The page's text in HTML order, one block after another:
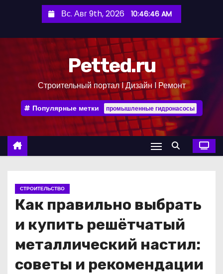
е
Вс. Авг 9th, 2026 10:46:47 AM
Petted.ru
Строительный портал l Дизайн l Ремонт
Популярные метки промышленные гидронасосы
СТРОИТЕЛЬСТВО
Как правильно выбрать
и купить решётчатый
металлический настил:
советы и рекомендации